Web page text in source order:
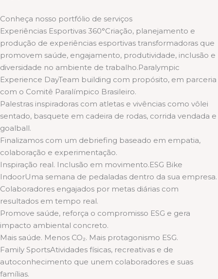
Conheça nosso portfólio de serviços
Experiências Esportivas 360°Criação, planejamento e
produção de experiências esportivas transformadoras que
promovem saúde, engajamento, produtividade, inclusão e
diversidade no ambiente de trabalho.Paralympic
Experience DayTeam building com propósito, em parceria
com o Comitê Paralímpico Brasileiro.
Palestras inspiradoras com atletas e vivências como vôlei
sentado, basquete em cadeira de rodas, corrida vendada e
goalball.
Finalizamos com um debriefing baseado em empatia,
colaboração e experimentação.
Inspiração real. Inclusão em movimento.ESG Bike
IndoorUma semana de pedaladas dentro da sua empresa.
Colaboradores engajados por metas diárias com
resultados em tempo real.
Promove saúde, reforça o compromisso ESG e gera
impacto ambiental concreto.
Mais saúde. Menos CO₂. Mais protagonismo ESG.
Family SportsAtividades físicas, recreativas e de
autoconhecimento que unem colaboradores e suas
famílias.